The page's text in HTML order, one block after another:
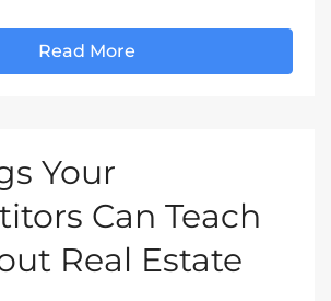
Read More
Your
Can Teach
Real Estate